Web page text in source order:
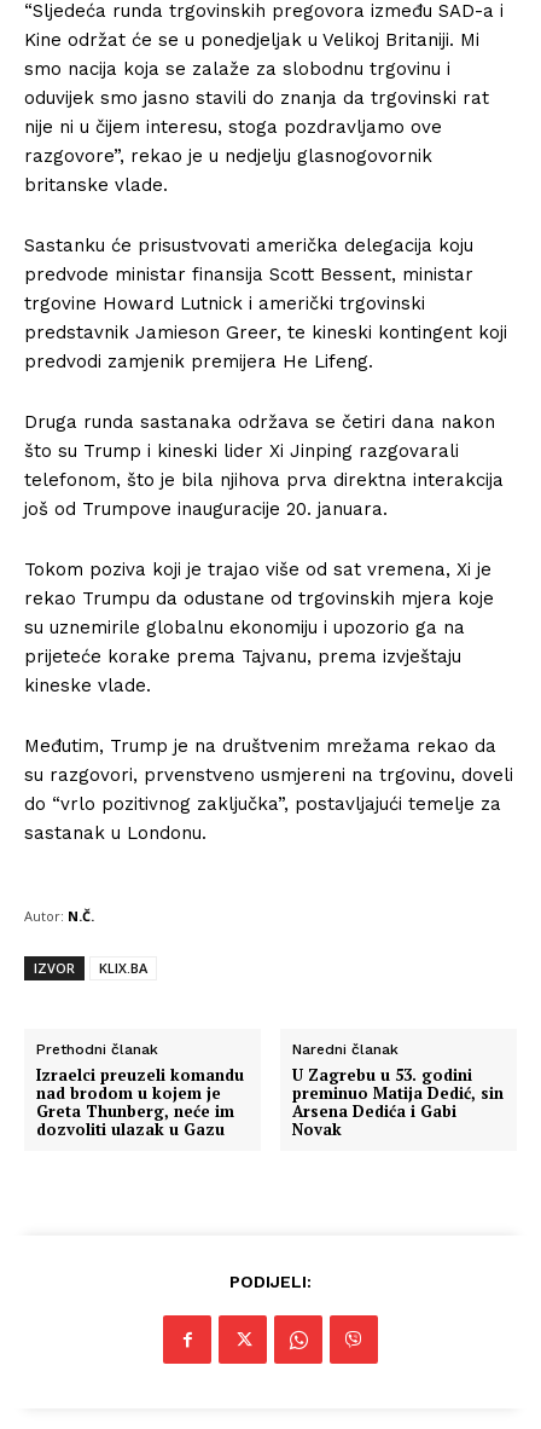
“Sljedeća runda trgovinskih pregovora između SAD-a i
Kine održat će se u ponedjeljak u Velikoj Britaniji. Mi
smo nacija koja se zalaže za slobodnu trgovinu i
oduvijek smo jasno stavili do znanja da trgovinski rat
nije ni u čijem interesu, stoga pozdravljamo ove
razgovore”, rekao je u nedjelju glasnogovornik
britanske vlade.
Sastanku će prisustvovati američka delegacija koju
predvode ministar finansija Scott Bessent, ministar
trgovine Howard Lutnick i američki trgovinski
predstavnik Jamieson Greer, te kineski kontingent koji
predvodi zamjenik premijera He Lifeng.
Druga runda sastanaka održava se četiri dana nakon
što su Trump i kineski lider Xi Jinping razgovarali
telefonom, što je bila njihova prva direktna interakcija
još od Trumpove inauguracije 20. januara.
Tokom poziva koji je trajao više od sat vremena, Xi je
rekao Trumpu da odustane od trgovinskih mjera koje
su uznemirile globalnu ekonomiju i upozorio ga na
prijeteće korake prema Tajvanu, prema izvještaju
kineske vlade.
Međutim, Trump je na društvenim mrežama rekao da
su razgovori, prvenstveno usmjereni na trgovinu, doveli
do “vrlo pozitivnog zaključka”, postavljajući temelje za
sastanak u Londonu.
Autor: N.Č.
IZVOR KLIX.BA
Prethodni članak
Izraelci preuzeli komandu
nad brodom u kojem je
Greta Thunberg, neće im
dozvoliti ulazak u Gazu
Naredni članak
U Zagrebu u 53. godini
preminuo Matija Dedić, sin
Arsena Dedića i Gabi
Novak
PODIJELI: